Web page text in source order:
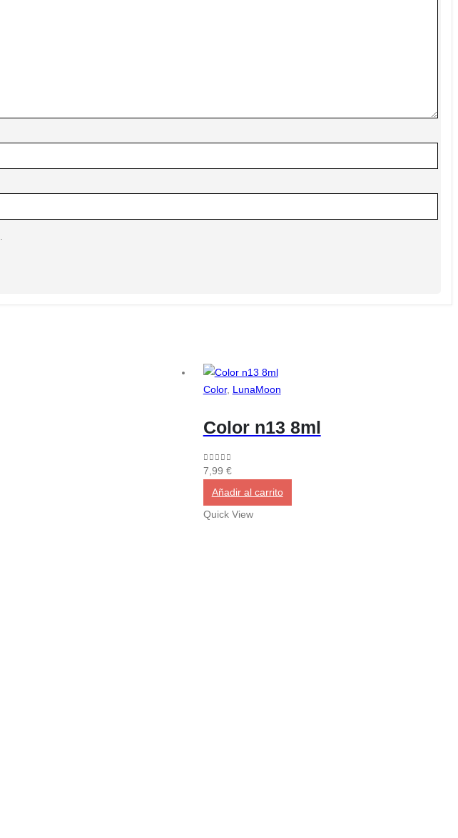
Color, LunaMoon
Color n13 8ml
0out of 5
7,99 €
Añadir al carrito
Quick View